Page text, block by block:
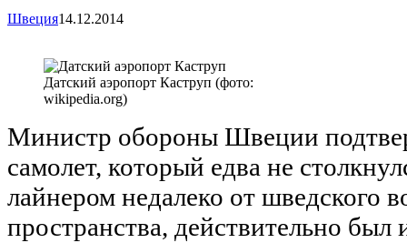
Швеция14.12.2014
Датский аэропорт Каструп (фото:
wikipedia.org)
Министр обороны Швеции
самолет, который едва не
лайнером недалеко от шведского
пространства, действительно был